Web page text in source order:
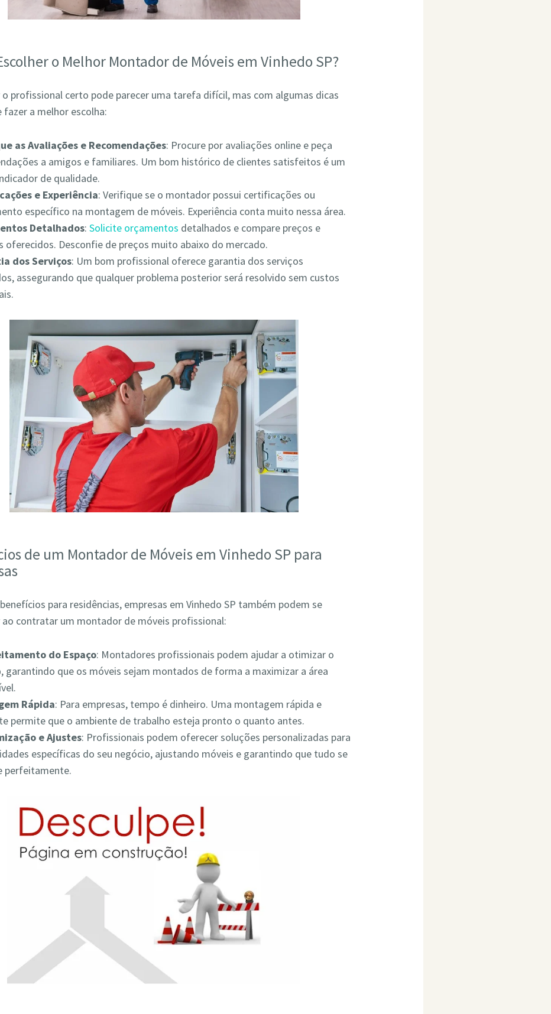
o Melhor Montador de Móveis em Vinhedo SP?
o profissional certo pode parecer uma tarefa difícil, mas com algumas dicas
fazer a melhor escolha:
as Avaliações e Recomendações: Procure por avaliações online e peça
a amigos e familiares. Um bom histórico de clientes satisfeitos é um
de qualidade.
e Experiência: Verifique se o montador possui certificações ou
específico na montagem de móveis. Experiência conta muito nessa área.
Detalhados:Solicite orçamentos detalhados e compare preços e
oferecidos. Desconfie de preços muito abaixo do mercado.
dos Serviços: Um bom profissional oferece garantia dos serviços
assegurando que qualquer problema posterior será resolvido sem custos
de um Montador de Móveis em Vinhedo SP para
para residências, empresas em Vinhedo SP também podem se
ao contratar um montador de móveis profissional:
do Espaço: Montadores profissionais podem ajudar a otimizar o
garantindo que os móveis sejam montados de forma a maximizar a área
Rápida: Para empresas, tempo é dinheiro. Uma montagem rápida e
permite que o ambiente de trabalho esteja pronto o quanto antes.
e Ajustes: Profissionais podem oferecer soluções personalizadas para
específicas do seu negócio, ajustando móveis e garantindo que tudo se
perfeitamente.